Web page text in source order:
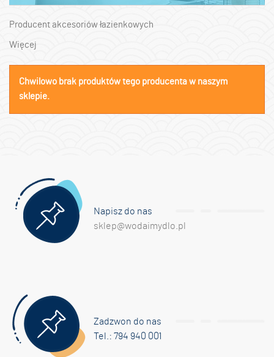
Producent akcesoriów łazienkowych
Więcej
Chwilowo brak produktów tego producenta w naszym
sklepie.
Napisz do nas
sklep@wodaimydlo.pl
Zadzwon do nas
Tel.: 794 940 001